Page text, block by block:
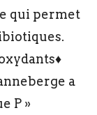
qui permet
a
P »